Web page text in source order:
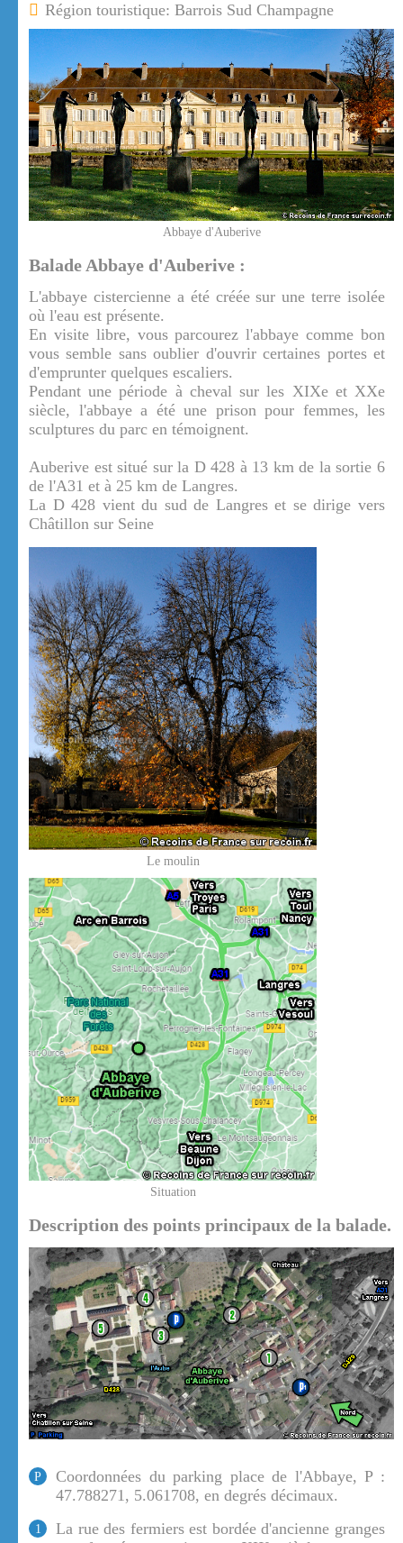
Région touristique: Barrois Sud Champagne
Abbaye d'Auberive
Balade Abbaye d'Auberive :
L'abbaye cistercienne a été créée sur une terre isolée
où l'eau est présente.
En visite libre, vous parcourez l'abbaye comme bon
vous semble sans oublier d'ouvrir certaines portes et
d'emprunter quelques escaliers.
Pendant une période à cheval sur les XIXe et XXe
siècle, l'abbaye a été une prison pour femmes, les
sculptures du parc en témoignent.
Auberive est situé sur la D 428 à 13 km de la sortie 6
de l'A31 et à 25 km de Langres.
La D 428 vient du sud de Langres et se dirige vers
Châtillon sur Seine
Le moulin
Situation
Description des points principaux de la balade.
P
Coordonnées du parking place de l'Abbaye, P :
47.788271, 5.061708, en degrés décimaux.
1
La rue des fermiers est bordée d'ancienne granges